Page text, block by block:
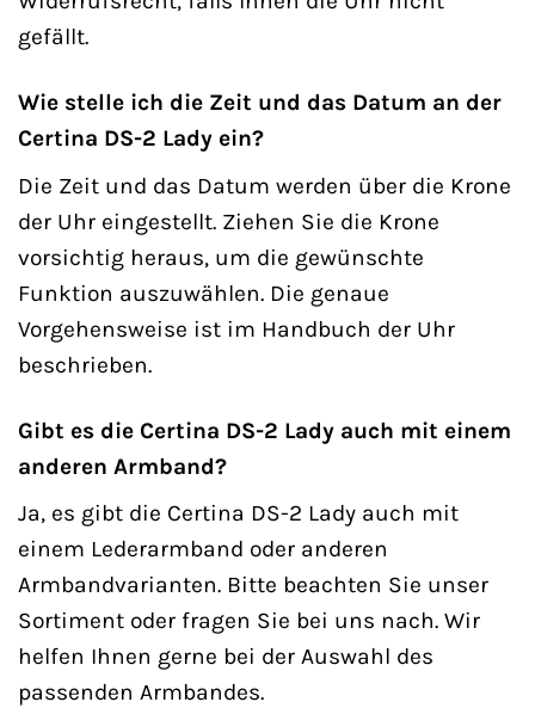
gefällt.
Wie stelle ich die Zeit und das Datum an der
Certina DS-2 Lady ein?
Die Zeit und das Datum werden über die Krone
der Uhr eingestellt. Ziehen Sie die Krone
vorsichtig heraus, um die gewünschte
Funktion auszuwählen. Die genaue
Vorgehensweise ist im Handbuch der Uhr
beschrieben.
Gibt es die Certina DS-2 Lady auch mit einem
anderen Armband?
Ja, es gibt die Certina DS-2 Lady auch mit
einem Lederarmband oder anderen
Armbandvarianten. Bitte beachten Sie unser
Sortiment oder fragen Sie bei uns nach. Wir
helfen Ihnen gerne bei der Auswahl des
passenden Armbandes.